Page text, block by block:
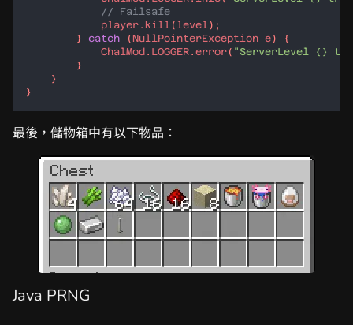
// Failsafe
player . kill ( level
        }
catch (NullPointerException e
ChalMod . LOGGER . error ( "ServerLevel {}
最後，儲物箱中有以下物品：
Java PRNG